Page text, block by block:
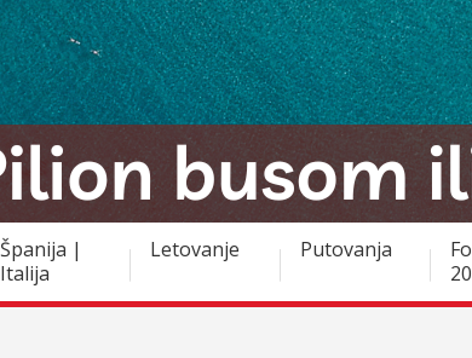
Španija |
Italija
Letovanje Putovanja